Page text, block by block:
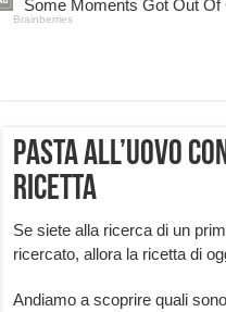
Pasta all’uovo
ricetta
Se siete alla ricerca di un
ricercato, allora la ricetta di
Andiamo a scoprire quali